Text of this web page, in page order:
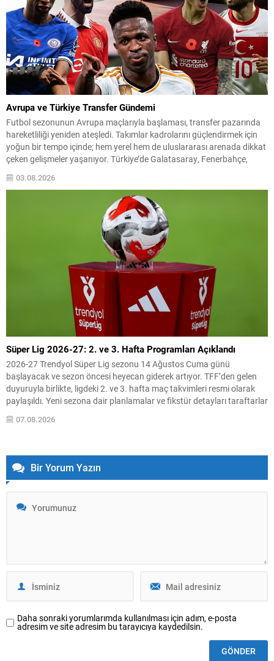
Avrupa ve Türkiye Transfer Gündemi
Futbol sezonunun Avrupa maçlarıyla başlaması, transfer pazarında
hareketliliği yeniden ateşledi. Takımlar kadrolarını güçlendirmek için
yoğun bir tempo içinde; hem yerel hem de uluslararası arenada dikkat
çeken gelişmeler yaşanıyor. Türkiye’de Galatasaray, Fenerbahçe,
taraftar beklentilerini karşılamaya çalışırken; Avrupa kulüpleri de
transfer stratejilerini belirleyerek sezon...
03.08.2026
Süper Lig 2026-27: 2. ve 3. Hafta Programları Açıklandı
2026-27 Trendyol Süper Lig sezonu 14 Ağustos Cuma günü
başlayacak ve sezon öncesi heyecan giderek artıyor. TFF’den gelen
duyuruyla birlikte, ligdeki 2. ve 3. hafta maç takvimleri resmi olarak
paylaşıldı. Yeni sezona dair planlamalar ve fikstür detayları taraftarlar
ve kulüpler tarafından yakından takip ediliyor. Aşağıda TFF’nin
açıkladığı 2. ve 3....
07.08.2026
Bir Yorum Yazın
Daha sonraki yorumlarımda kullanılması için adım, e-posta
adresim ve site adresim bu tarayıcıya kaydedilsin.